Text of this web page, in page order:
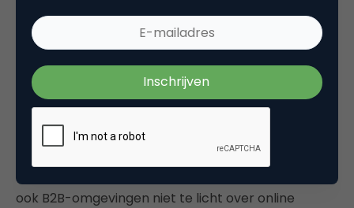
afnemers die weer in de eigen backoffice moeten
laden.
Opruiming
‘Zodra een assortiment enige omvang heeft, vanaf
dertig ? veertig items bijvoorbeeld, wil een klant
graag bij de hand worden genomen’, zo
waarschuwt Paul Konijnendijk van Fredhopper dat
ook B2B-omgevingen niet te licht over online